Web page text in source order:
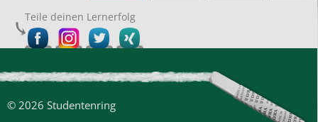
Teile deinen Lernerfolg
© 2026 Studentenring